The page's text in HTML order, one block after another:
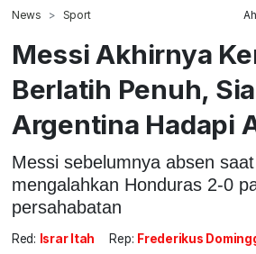
News Sport
Messi Akhirnya
Berlatih Penuh,
Argentina Hadapi
Messi sebelumnya absen
mengalahkan Honduras 2-0
persahabatan
Red: Israr Itah Rep: Frederikus